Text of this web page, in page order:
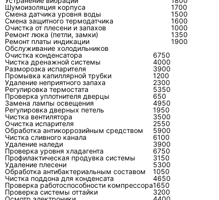
Третий:след масла на соединении
холодильного контура служит косвенным
признаком утечки, поскольку масло
циркулирует вместе с хладагентом. Но
место всё равно проверяют прибором или
опрессовкой.
Четвёртый:ошибка связи между блоками
может быть вызвана не только платой.
Причиной бывает неправильная
коммутация, повреждённый кабель,
плохой контакт, отклонение питания или
неисправность одного из подключённых
узлов.
Шумоизоляция корпуса
1700
Смена датчика уровня воды
1500
Смена защитного термодатчика
1600
Очистка от плесени и запахов
1000
Ремонт люка (петли, замки)
1350
Ремонт платы индикации
1900
Обслуживание холодильников
Очистка конденсатора
6750
Чистка дренажной системы
4000
Разморозка испарителя
3900
Промывка капиллярной трубки
1200
Удаление неприятного запаха
2300
Регулировка термостата
5350
Проверка уплотнителя дверцы
650
Замена лампы освещения
4950
Регулировка дверных петель
1950
Чистка вентилятора
3500
Очистка испарителя
2550
Обработка антикоррозийным средством
5900
Чистка сливного канала
6100
Удаление наледи
3900
Проверка уровня хладагента
6750
Профилактическая продувка системы
3150
Удаление плесени
5300
Обработка антибактериальным составом
1050
Чистка поддона для конденсата
4650
Проверка работоспособности компрессора1650
Проверка системы оттайки
3200